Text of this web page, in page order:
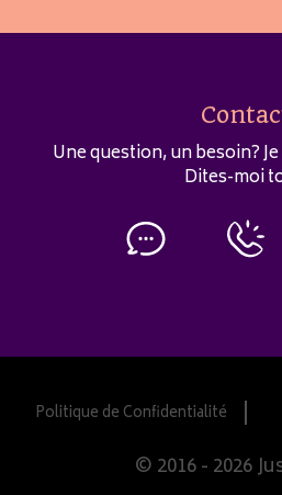
Une question, un besoin?
Dites-moi
Politique de Confidentialité
© 2016 - 2026